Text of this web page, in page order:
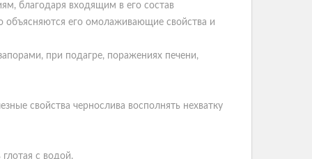
благодаря входящим в его состав
объясняются его омолаживающие свойства и
при подагре, поражениях печени,
свойства чернослива восполнять нехватку
с водой.